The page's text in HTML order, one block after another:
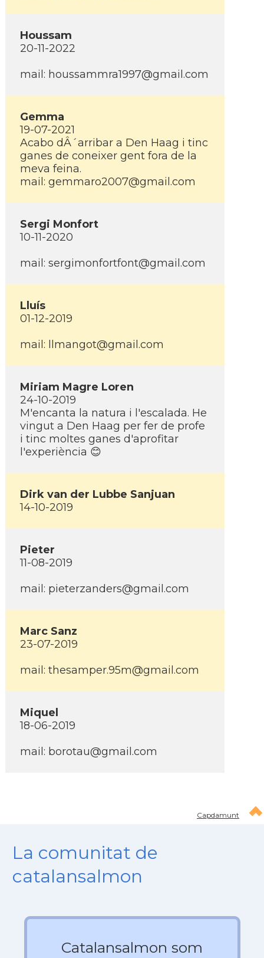
Houssam
20-11-2022
mail: houssammra1997@gmail.com
Gemma
19-07-2021
Acabo dÂ´arribar a Den Haag i tinc
ganes de coneixer gent fora de la
meva feina.
mail: gemmaro2007@gmail.com
Sergi Monfort
10-11-2020
mail: sergimonfortfont@gmail.com
Lluís
01-12-2019
mail:
llmangot@gmail.com
Miriam Magre Loren
24-10-2019
M'encanta la natura i l'escalada. He
vingut a Den Haag per fer de profe
i tinc moltes ganes d'aprofitar
l'experiència 😊
Dirk van der Lubbe Sanjuan
14-10-2019
Pieter
11-08-2019
mail: pieterzanders@gmail.com
Marc Sanz
23-07-2019
mail: thesamper.95m@gmail.com
Miquel
18-06-2019
mail: borotau@gmail.com
Capdamunt
La comunitat de
catalansalmon
Catalansalmon som